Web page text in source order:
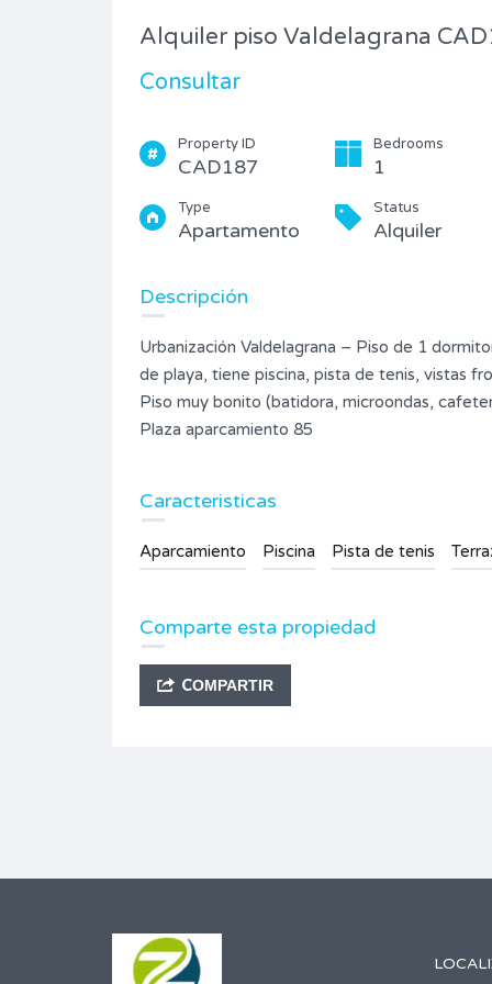
Alquiler piso Valdelagrana
Consultar
Property ID
CAD187
Bedrooms
1
Type
Apartamento
Status
Alquiler
Descripción
Urbanización Valdelagrana – Piso de 1
de playa, tiene piscina, pista de tenis, vistas
Piso muy bonito (batidora, microondas,
Plaza aparcamiento 85
Caracteristicas
Aparcamiento Piscina Pista de tenis
Comparte esta propiedad
COMPARTIR